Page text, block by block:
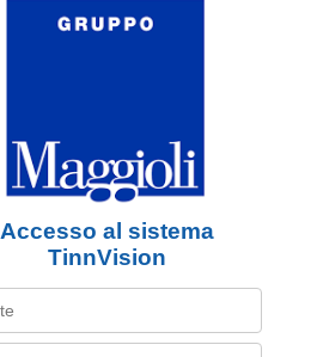
Accesso al sistema
TinnVision